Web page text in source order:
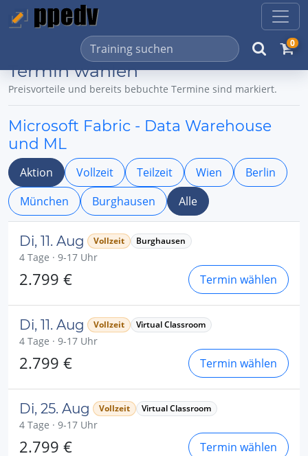
0
Termin wählen
Preisvorteile und bereits bebuchte Termine sind markiert.
Microsoft Fabric - Data Warehouse
und ML
Aktion Vollzeit Teilzeit Wien
Berlin
München
Burghausen Alle
Di, 11. Aug Vollzeit Burghausen
4 Tage · 9-17 Uhr
2.799 € Termin wählen
Di, 11. Aug Vollzeit Virtual Classroom
4 Tage · 9-17 Uhr
2.799 € Termin wählen
Di, 25. Aug Vollzeit Virtual Classroom
4 Tage · 9-17 Uhr
2.799 € Termin wählen